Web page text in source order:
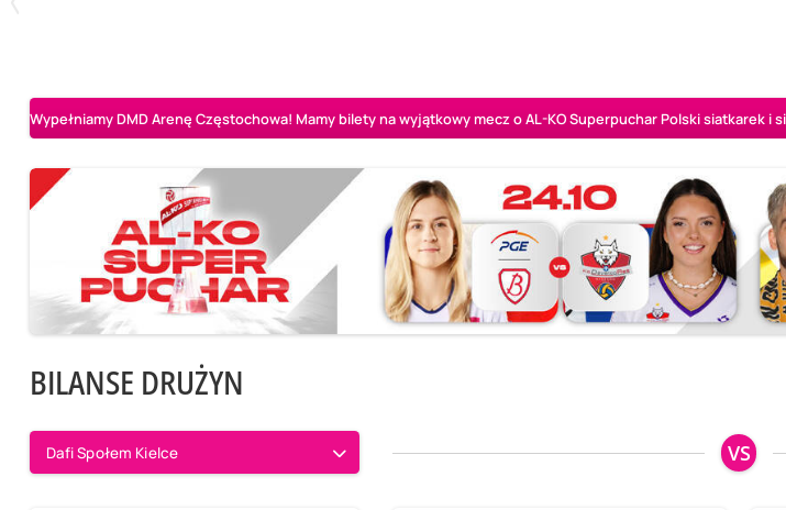
Wypełniamy DMD Arenę Częstochowa! Mamy bilety na wyjątkowy mecz o AL-KO Superpuchar Polski siatkarek i
BILANSE DRUŻYN
Dafi Społem Kielce VS